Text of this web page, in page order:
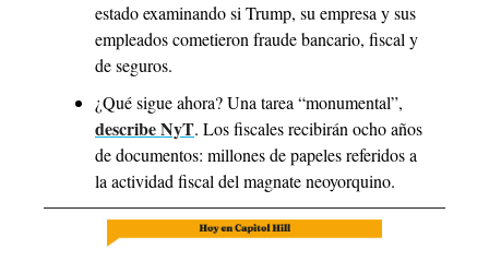
estado examinando si Trump, su empresa y sus
empleados cometieron fraude bancario, fiscal y
de seguros.
describe NyT. Los fiscales recibirán ocho años
de documentos: millones de papeles referidos a
la actividad fiscal del magnate neoyorquino.